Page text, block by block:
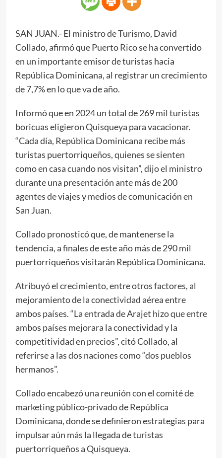
SAN JUAN.- El ministro de Turismo, David
Collado, afirmó que Puerto Rico se ha convertido
en un importante emisor de turistas hacia
República Dominicana, al registrar un crecimiento
de 7,7% en lo que va de año.
Informó que en 2024 un total de 269 mil turistas
boricuas eligieron Quisqueya para vacacionar.
“Cada día, República Dominicana recibe más
turistas puertorriqueños, quienes se sienten
como en casa cuando nos visitan”, dijo el ministro
durante una presentación ante más de 200
agentes de viajes y medios de comunicación en
San Juan.
Collado pronosticó que, de mantenerse la
tendencia, a finales de este año más de 290 mil
puertorriqueños visitarán República Dominicana.
Atribuyó el crecimiento, entre otros factores, al
mejoramiento de la conectividad aérea entre
ambos países. “La entrada de Arajet hizo que entre
ambos países mejorara la conectividad y la
competitividad en precios”, citó Collado, al
referirse a las dos naciones como “dos pueblos
hermanos”.
Collado encabezó una reunión con el comité de
marketing público-privado de República
Dominicana, donde se definieron estrategias para
impulsar aún más la llegada de turistas
puertorriqueños a Quisqueya.